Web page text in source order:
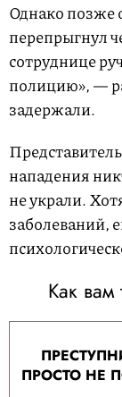
Однако позже
перепрыгнул
сотруднице
полицию», —
задержали.
нападения
не украли.
заболеваний,
Как вам
ПРОСТО НЕ